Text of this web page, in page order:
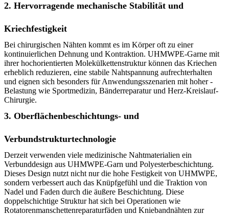
2. Hervorragende mechanische Stabilität und
Kriechfestigkeit
Bei chirurgischen Nähten kommt es im Körper oft zu einer
kontinuierlichen Dehnung und Kontraktion. UHMWPE-Garne mit
ihrer hochorientierten Molekülkettenstruktur können das Kriechen
erheblich reduzieren, eine stabile Nahtspannung aufrechterhalten
und eignen sich besonders für Anwendungsszenarien mit hoher -
Belastung wie Sportmedizin, Bänderreparatur und Herz-Kreislauf-
Chirurgie.
3. Oberflächenbeschichtungs- und
Verbundstrukturtechnologie
Derzeit verwenden viele medizinische Nahtmaterialien ein
Verbunddesign aus UHMWPE-Garn und Polyesterbeschichtung.
Dieses Design nutzt nicht nur die hohe Festigkeit von UHMWPE,
sondern verbessert auch das Knüpfgefühl und die Traktion von
Nadel und Faden durch die äußere Beschichtung. Diese
doppelschichtige Struktur hat sich bei Operationen wie
Rotatorenmanschettenreparaturfäden und Kniebandnähten zur